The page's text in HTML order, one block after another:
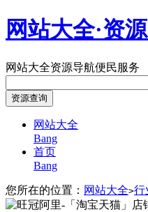
网站大全·资
网站大全资源导航便民服务
网站大全
Bang
首页
Bang
您所在的位置： 网站大全>行